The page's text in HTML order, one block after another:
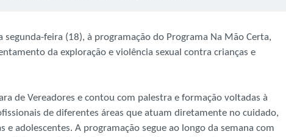
feira (18), à programação do Programa Na Mão Certa,
da exploração e violência sexual contra crianças e
de Vereadores e contou com palestra e formação voltadas à
de diferentes áreas que atuam diretamente no cuidado,
adolescentes. A programação segue ao longo da semana com